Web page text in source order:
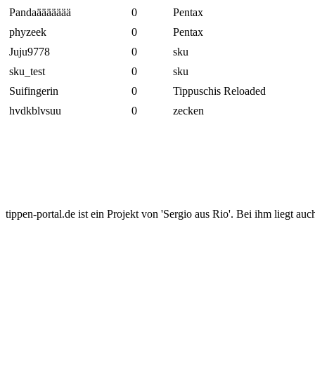
Pandaäääääää
0
Pentax
phyzeek
0
Pentax
Juju9778
0
sku
sku_test
0
sku
Suifingerin
0
Tippuschis Reloaded
hvdkblvsuu
0 zecken
tippen-portal.de ist ein Projekt von 'Sergio aus Rio'. Bei ihm liegt